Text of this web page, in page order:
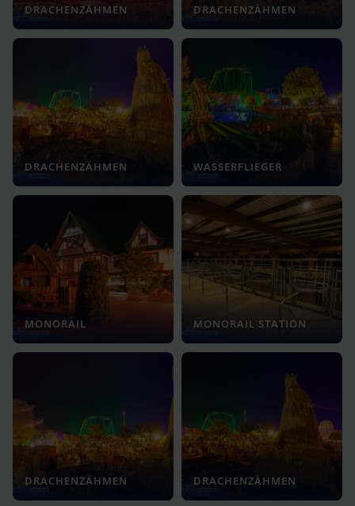
DRACHENZÄHMEN DRACHENZÄHMEN
DRACHENZÄHMEN WASSERFLIEGER
MONORAIL MONORAIL STATION
DRACHENZÄHMEN DRACHENZÄHMEN